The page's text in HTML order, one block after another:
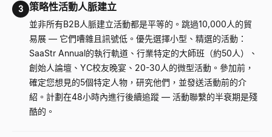
3 策略性活動人脈建立
並非所有B2B人脈建立活動都是平等的。跳過10,000人的貿
易展 — 它們嘈雜且訊號低。優先選擇小型、精選的活動：
SaaStr Annual的執行軌道、行業特定的大師班（約50人）、
創始人論壇、YC校友晚宴、20-30人的微型活動。參加前，
確定您想見的5個特定人物，研究他們，並發送活動前的介
紹。計劃在48小時內進行後續追蹤 — 活動聯繫的半衰期是殘
酷的。